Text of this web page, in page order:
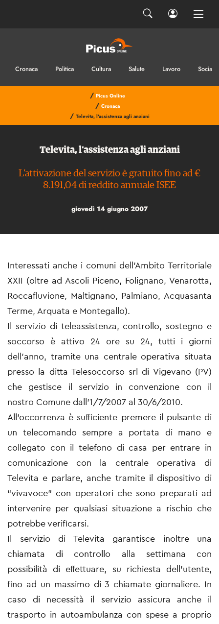
Cronaca Politica Cultura Salute Lavoro Sociale
/ Picus Online
/ Cronaca
/ Televita, l'assistenza agli anziani
Televita, l'assistenza agli anziani
L’attivazione del servizio è gratuito fino ad €
8.191,04 di reddito annuale ISEE
giovedì 14 giugno 2007
Interessati anche i comuni dell’Ambito Territoriale
XXII (oltre ad Ascoli Piceno, Folignano, Venarotta,
Roccafluvione, Maltignano, Palmiano, Acquasanta
Terme, Arquata e Montegallo).
Il servizio di teleassistenza, controllo, sostegno e
soccorso è attivo 24 ore su 24, tutti i giorni
dell’anno, tramite una centrale operativa situata
presso la ditta Telesoccorso srl di Vigevano (PV)
che gestisce il servizio in convenzione con il
nostro Comune dall’1/7/2007 al 30/6/2010.
All’occorrenza è sufficiente premere il pulsante di
un telecomando sempre a portata di mano e
collegato con il telefono di casa per entrare in
comunicazione con la centrale operativa di
Televita e parlare, anche tramite il dispositivo di
“vivavoce” con operatori che sono preparati ad
intervenire per qualsiasi situazione a rischio che
potrebbe verificarsi.
Il servizio di Televita garantisce inoltre una
chiamata di controllo alla settimana con
possibilità di effettuare, su richiesta dell’utente,
fino ad un massimo di 3 chiamate giornaliere. In
caso di necessità il servizio assicura anche il
trasporto in autoambulanza con spese a proprio